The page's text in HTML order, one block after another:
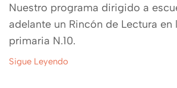
Nuestro programa dirigido a
adelante un Rincón de Lectura en
primaria N.10.
Sigue Leyendo